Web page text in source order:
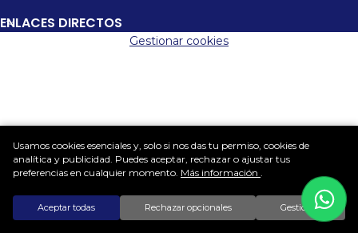
ENLACES DIRECTOS
Gestionar cookies
Usamos cookies esenciales y, solo si nos das tu permiso, cookies de
analítica y publicidad. Puedes aceptar, rechazar o ajustar tus
preferencias en cualquier momento. Más información .
Aceptar todas Rechazar opcionales Gestionar